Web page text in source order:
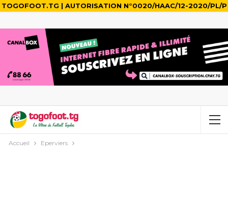
TOGOFOOT.TG | AUTORISATION N°0020/HAAC/12-2020/PL/P
Accueil Eperviers